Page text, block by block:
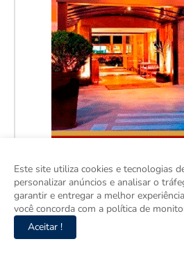
Este site utiliza cookies e tecnologias
personalizar anúncios e analisar o
garantir e entregar a melhor
você concorda com a política de
Aceitar !